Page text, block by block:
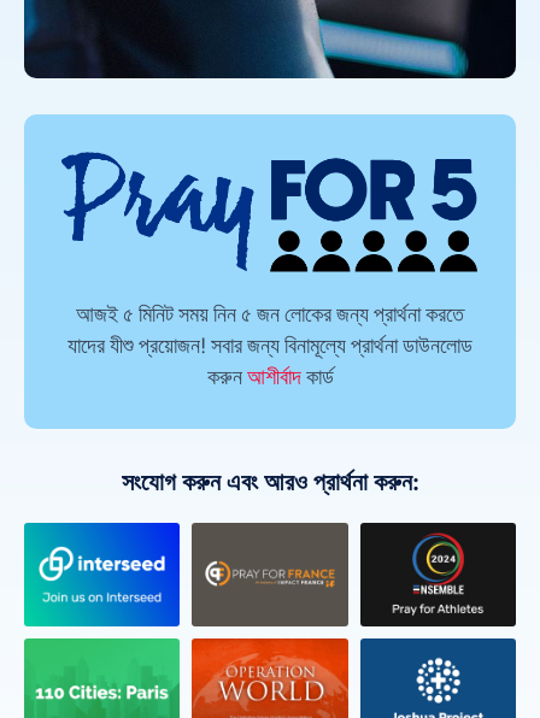
আজই ৫ মিনিট সময় নিন ৫ জন লোকের জন্য প্রার্থনা করতে
যাদের যীশু প্রয়োজন! সবার জন্য বিনামূল্যে প্রার্থনা ডাউনলোড
করুনআশীর্বাদকার্ড
সংযোগ করুন এবং আরও প্রার্থনা করুন: